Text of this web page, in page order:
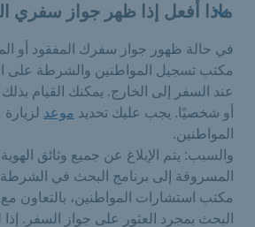
ماذا أفعل إذا ظهر جواز سفري
في حالة ظهور جواز سفرك المفقود أو
مكتب تسجيل المواطنين والشرطة على
عند السفر إلى الخارج. يمكنك القيام بذلك
أو شخصيًا. يجب عليك تحديد موعد
المواطنين.
والسبب: يتم الإبلاغ عن جميع وثائق
مكتب استشارات المواطنين، بالتعاون
البحث بمجرد العثور على جواز السفر. إذا